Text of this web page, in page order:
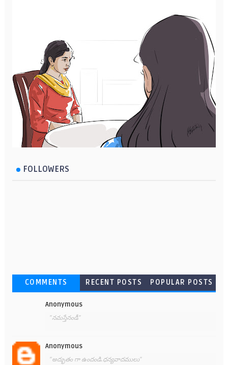
FOLLOWERS
COMMENTS RECENT POSTS POPULAR POSTS
Anonymous
"నమస్తేనండీ"
Anonymous
"అద్భుతం గా ఉందండి.ధన్యవాదములు"